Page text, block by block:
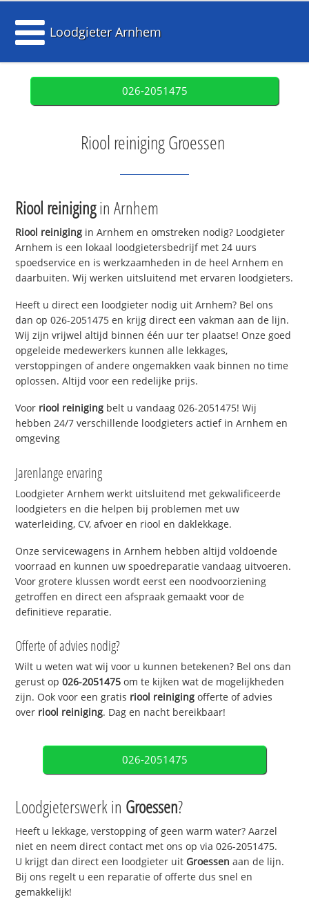
Loodgieter Arnhem
026-2051475
Riool reiniging Groessen
Riool reinigingin Arnhem
Riool reiniging in Arnhem en omstreken nodig? Loodgieter
Arnhem is een lokaal loodgietersbedrijf met 24 uurs
spoedservice en is werkzaamheden in de heel Arnhem en
daarbuiten. Wij werken uitsluitend met ervaren loodgieters.
Heeft u direct een loodgieter nodig uit Arnhem? Bel ons
dan op 026-2051475 en krijg direct een vakman aan de lijn.
Wij zijn vrijwel altijd binnen één uur ter plaatse! Onze goed
opgeleide medewerkers kunnen alle lekkages,
verstoppingen of andere ongemakken vaak binnen no time
oplossen. Altijd voor een redelijke prijs.
Voor riool reiniging belt u vandaag 026-2051475! Wij
hebben 24/7 verschillende loodgieters actief in Arnhem en
omgeving
Jarenlange ervaring
Loodgieter Arnhem werkt uitsluitend met gekwalificeerde
loodgieters en die helpen bij problemen met uw
waterleiding, CV, afvoer en riool en daklekkage.
Onze servicewagens in Arnhem hebben altijd voldoende
voorraad en kunnen uw spoedreparatie vandaag uitvoeren.
Voor grotere klussen wordt eerst een noodvoorziening
getroffen en direct een afspraak gemaakt voor de
definitieve reparatie.
Offerte of advies nodig?
Wilt u weten wat wij voor u kunnen betekenen? Bel ons dan
gerust op026-2051475 om te kijken wat de mogelijkheden
zijn. Ook voor een gratis riool reiniging offerte of advies
over riool reiniging. Dag en nacht bereikbaar!
026-2051475
Loodgieterswerk in Groessen?
Heeft u lekkage, verstopping of geen warm water? Aarzel
niet en neem direct contact met ons op via 026-2051475.
U krijgt dan direct een loodgieter uit Groessen aan de lijn.
Bij ons regelt u een reparatie of offerte dus snel en
gemakkelijk!